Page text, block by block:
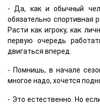
- Да, как и обычный
обязательно спортивная
Расти как игроку, как
первую очередь
двигаться вперед.
- Помнишь, в начале
многое надо, хочется
- Это естественно. Но